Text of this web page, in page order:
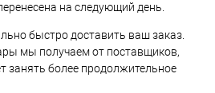
на следующий день.
быстро доставить ваш заказ.
мы получаем от поставщиков,
занять более продолжительное